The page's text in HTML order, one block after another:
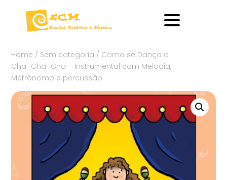
Home / Sem categoria / Como se Dança o
Cha_Cha_Cha – Instrumental com Melodia,
Metrónomo e percussão